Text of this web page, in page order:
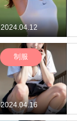
2024.04.12
2024.04.16
制服